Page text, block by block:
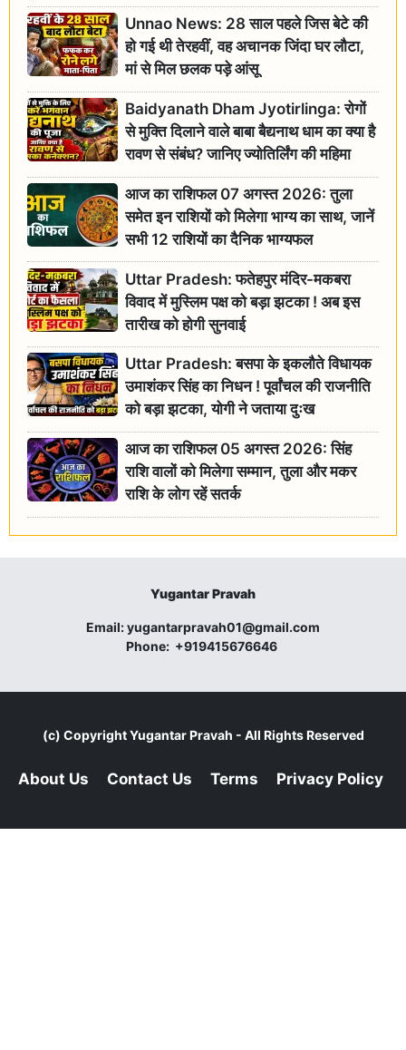
Unnao News: 28 साल पहले जिस बेटे की
हो गई थी तेरहवीं, वह अचानक जिंदा घर लौटा,
मां से मिल छलक पड़े आंसू
Baidyanath Dham Jyotirlinga: रोगों
से मुक्ति दिलाने वाले बाबा बैद्यनाथ धाम का क्या है
रावण से संबंध? जानिए ज्योतिर्लिंग की महिमा
आज का राशिफल 07 अगस्त 2026: तुला
समेत इन राशियों को मिलेगा भाग्य का साथ, जानें
सभी 12 राशियों का दैनिक भाग्यफल
Uttar Pradesh: फतेहपुर मंदिर-मकबरा
विवाद में मुस्लिम पक्ष को बड़ा झटका ! अब इस
तारीख को होगी सुनवाई
Uttar Pradesh: बसपा के इकलौते विधायक
उमाशंकर सिंह का निधन ! पूर्वांचल की राजनीति
को बड़ा झटका, योगी ने जताया दुःख
आज का राशिफल 05 अगस्त 2026: सिंह
राशि वालों को मिलेगा सम्मान, तुला और मकर
राशि के लोग रहें सतर्क
Yugantar Pravah
Email:yugantarpravah01@gmail.com
Phone: +919415676646
(c) CopyrightYugantar Pravah - All Rights Reserved
About Us Contact Us Terms Privacy Policy